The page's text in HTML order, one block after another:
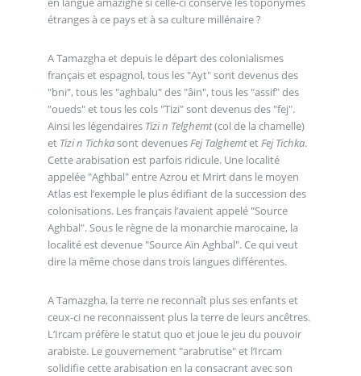
étranges à ce pays et à sa culture millénaire ?
A Tamazgha et depuis le départ des colonialismes
français et espagnol, tous les "Ayt" sont devenus des
"bni", tous les "aghbalu" des "âin", tous les "assif" des
"oueds" et tous les cols "Tizi" sont devenus des "fej".
Ainsi les légendaires Tizi n Telghemt(col de la chamelle)
et Tizi n Tichkasont devenuesFej TalghemtetFej Tichka.
Cette arabisation est parfois ridicule. Une localité
appelée "Aghbal" entre Azrou et Mrirt dans le moyen
Atlas est l’exemple le plus édifiant de la succession des
colonisations. Les français l’avaient appelé "Source
Aghbal". Sous le règne de la monarchie marocaine, la
localité est devenue "Source Aïn Aghbal". Ce qui veut
dire la même chose dans trois langues différentes.
A Tamazgha, la terre ne reconnaît plus ses enfants et
ceux-ci ne reconnaissent plus la terre de leurs ancêtres.
L’Ircam préfère le statut quo et joue le jeu du pouvoir
arabiste. Le gouvernement "arabrutise" et l’Ircam
solidifie cette arabisation en la consacrant avec son